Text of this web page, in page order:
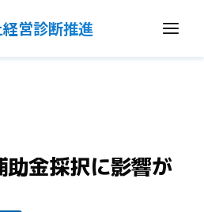
営診断推進
金採択に影響が